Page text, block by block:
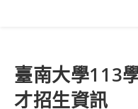
臺南大學113
才招生資訊